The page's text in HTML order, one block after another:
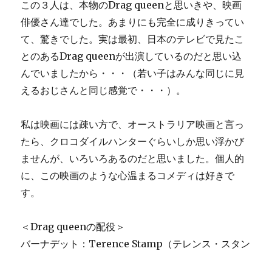
この３人は、本物のDrag queenと思いきや、映画
俳優さん達でした。あまりにも完全に成りきってい
て、驚きでした。実は最初、日本のテレビで見たこ
とのあるDrag queenが出演しているのだと思い込
んでいましたから・・・（若い子はみんな同じに見
えるおじさんと同じ感覚で・・・）。
私は映画には疎い方で、オーストラリア映画と言っ
たら、クロコダイルハンターぐらいしか思い浮かび
ませんが、いろいろあるのだと思いました。個人的
に、この映画のような心温まるコメディは好きで
す。
＜Drag queenの配役＞
バーナデット：Terence Stamp（テレンス・スタン